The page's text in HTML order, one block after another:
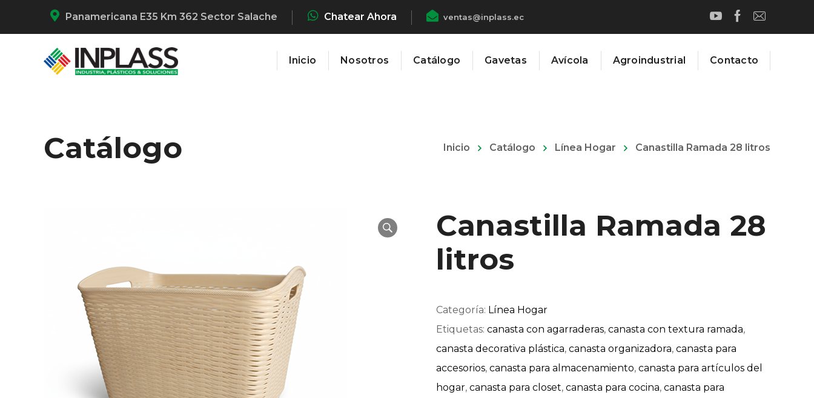
Panamericana E35 Km 362 Sector Salache Chatear Ahora ventas@inplass.ec
Inicio Nosotros Catálogo Gavetas Avícola Agroindustrial Contacto
Catálogo Inicio Catálogo Línea Hogar Canastilla Ramada 28 litros
Canastilla Ramada 28
litros
Categoría: Línea Hogar
Etiquetas: canasta con agarraderas, canasta con textura ramada,
canasta decorativa plástica, canasta organizadora, canasta para
accesorios, canasta para almacenamiento, canasta para artículos del
hogar, canasta para closet, canasta para cocina, canasta para